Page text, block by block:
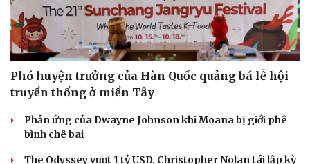
Phó huyện trưởng của Hàn Quốc quảng bá lễ hội
truyền thống ở miền Tây
Phản ứng của Dwayne Johnson khi Moana bị giới phê
bình chê bai
The Odyssey vượt 1 tỷ USD, Christopher Nolan tái lập kỳ